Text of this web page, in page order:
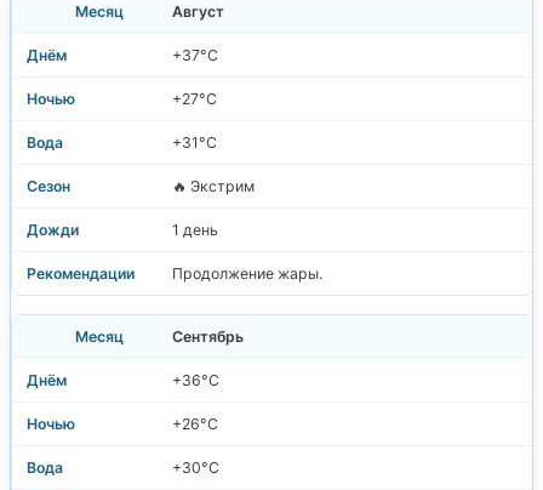
Август
+37°C
+27°C
+31°C
🔥 Экстрим
1 день
Продолжение жары.
Сентябрь
+36°C
+26°C
+30°C